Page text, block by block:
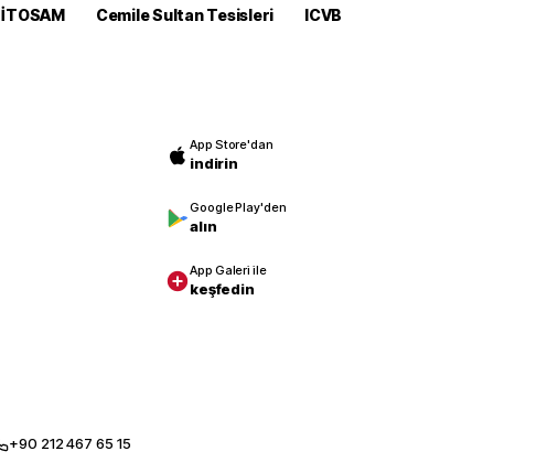
İTOSAM Cemile Sultan Tesisleri
ICVB
App Store'dan
indirin
Google Play'den
alın
App Galeri ile
keşfedin
+90 212 467 65 15